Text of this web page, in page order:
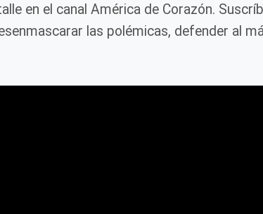
en el canal América de Corazón.
las polémicas, defender al